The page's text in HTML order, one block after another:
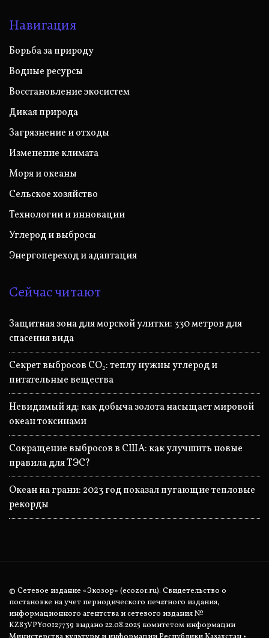
Навигация
Борьба за природу
Водные ресурсы
Восстановление экосистем
Дикая природа
Загрязнение и отходы
Изменение климата
Моря и океаны
Сельское хозяйство
Технологии и инновации
Углерод и выбросы
Энергопереход и адаптация
Сейчас читают
Защитная зона для морской улитки: 330 метров для
спасения вида
Секрет выбросов CO₂: теплу нужны углерод и
питательные вещества
Невидимый яд: как добыча золота насыщает мировой
океан токсинами
Сокращение выбросов в США: как улучшить новые
правила для ТЭС?
Океан на грани: 2023 год показал пугающие тепловые
рекорды
© Сетевое издание «Экозор» (ecozor.ru). Свидетельство о
постановке на учет периодического печатного издания,
информационного агентства и сетевого издания №
KZ83VPY00127739 выдано 22.08.2025 комитетом информации